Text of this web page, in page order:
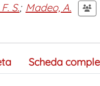
S.; Madeo, A.
Scheda